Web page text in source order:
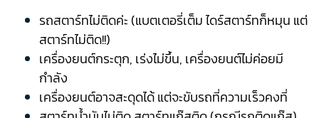
รถสตาร์ทไม่ติดค่ะ (แบตเตอรี่เต็ม ไดร์สตาร์ทก็หมุน แต่
สตาร์ทไม่ติด!!)
เครื่องยนต์กระตุก, เร่งไม่ขึ้น, เครื่องยนต์ไม่ค่อยมี
กำลัง
เครื่องยนต์อาจสะดุดได้ แต่จะขับรถที่ความเร็วคงที่